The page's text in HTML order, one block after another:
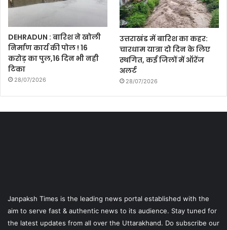
DEHRADUN : बारिश ने खोली
निर्माण कार्य की पोल ! 16
करोड़ का पुल,16 दिन भी नही
टिका
28/07/2026
उत्तराखंड में बारिश का कहर:
चारधाम यात्रा दो दिन के लिए
स्थगित, कई जिलों में ऑरेंज
अलर्ट
28/07/2026
Janpaksh Times is the leading news portal established with the
aim to serve fast & authentic news to its audience. Stay tuned for
the latest updates from all over the Uttarakhand. Do subscribe our